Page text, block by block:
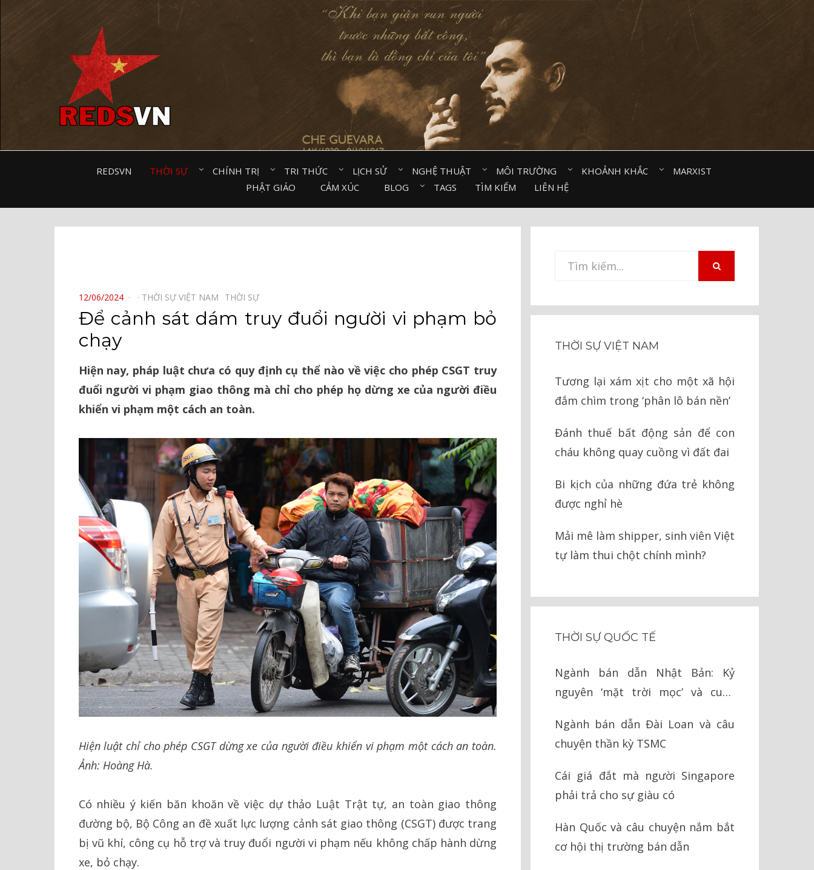
REDSVN THỜI SỰ⠀ CHÍNH TRỊ⠀ TRI THỨC⠀ LỊCH SỬ⠀ NGHỆ THUẬT⠀ MÔI TRƯỜNG⠀ KHOẢNH KHẮC⠀
MARXIST⠀
PHẬT GIÁO⠀
CẢM XÚC⠀ BLOG⠀ TAGS TÌM KIẾM LIÊN HỆ
POSTED
ON
12/06/2024 THỜI SỰ VIỆT NAM⠀ THỜI SỰ⠀
Để cảnh sát dám truy đuổi người vi phạm bỏ
chạy
Hiện nay, pháp luật chưa có quy định cụ thể nào về việc cho phép CSGT truy
đuổi người vi phạm giao thông mà chỉ cho phép họ dừng xe của người điều
khiển vi phạm một cách an toàn.
Hiện luật chỉ cho phép CSGT dừng xe của người điều khiển vi phạm một cách an toàn.
Ảnh: Hoàng Hà.
Có nhiều ý kiến băn khoăn về việc dự thảo Luật Trật tự, an toàn giao thông
đường bộ, Bộ Công an đề xuất lực lượng cảnh sát giao thông (CSGT) được trang
bị vũ khí, công cụ hỗ trợ và truy đuổi người vi phạm nếu không chấp hành dừng
xe, bỏ chạy.
Tìm
THỜI SỰ VIỆT NAM
Tương lại xám xịt cho một xã hội
đắm chìm trong ‘phân lô bán nền’
Đánh thuế bất động sản để con
cháu không quay cuồng vì đất đai
Bi kịch của những đứa trẻ không
được nghỉ hè
Mải mê làm shipper, sinh viên Việt
tự làm thui chột chính mình?
THỜI SỰ QUỐC TẾ
Ngành bán dẫn Nhật Bản: Kỷ
nguyên ‘mặt trời mọc’ và cuộc
Ngành bán dẫn Đài Loan và câu
chuyện thần kỳ TSMC
Cái giá đắt mà người Singapore
phải trả cho sự giàu có
Hàn Quốc và câu chuyện nắm bắt
cơ hội thị trường bán dẫn